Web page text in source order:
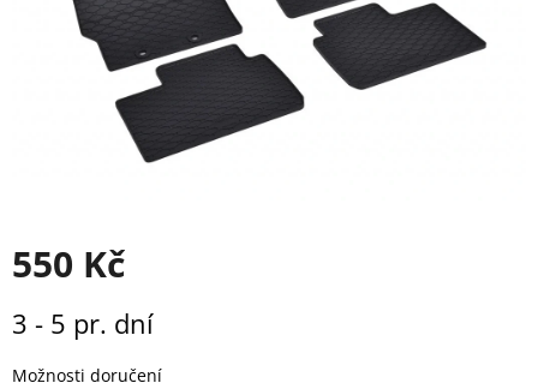
550 Kč
cena:
3 - 5 pr. dní
Možnosti doručení